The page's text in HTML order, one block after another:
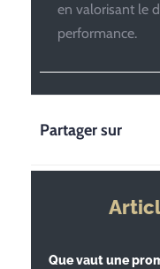
en valorisant le
performance.
Partager sur
Que vaut une